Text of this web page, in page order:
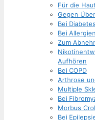
Für die
Gegen
Bei Diabetes
Bei
Zum
Aufhören
Bei COPD
Arthrose
Multiple
Bei
Morbus
Bei